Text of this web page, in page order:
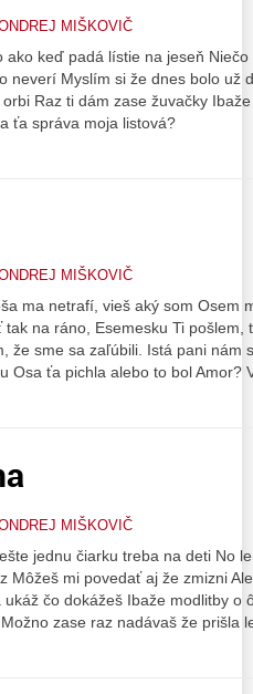
MIŠKOVIČ
ako keď padá lístie na jeseň
neverí Myslím si že dnes bolo už
Raz ti dám zase žuvačky
ťa správa moja listová?
MIŠKOVIČ
ma netrafí, vieš aký som Osem
na ráno, Esemesku Ti pošlem,
že sme sa zaľúbili. Istá pani nám
Osa ťa pichla alebo to bol Amor?
MIŠKOVIČ
jednu čiarku treba na deti No
Môžeš mi povedať aj že zmizni
čo dokážeš Ibaže modlitby o
zase raz nadávaš že prišla